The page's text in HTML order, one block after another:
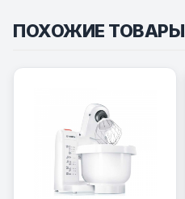
ПОХОЖИЕ ТОВАРЫ